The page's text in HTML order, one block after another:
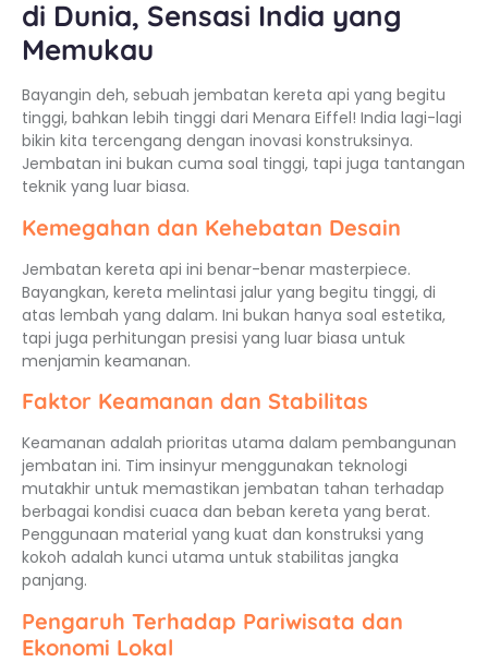
di Dunia, Sensasi India yang
Memukau
Bayangin deh, sebuah jembatan kereta api yang begitu
tinggi, bahkan lebih tinggi dari Menara Eiffel! India lagi-lagi
bikin kita tercengang dengan inovasi konstruksinya.
Jembatan ini bukan cuma soal tinggi, tapi juga tantangan
teknik yang luar biasa.
Kemegahan dan Kehebatan Desain
Jembatan kereta api ini benar-benar masterpiece.
Bayangkan, kereta melintasi jalur yang begitu tinggi, di
atas lembah yang dalam. Ini bukan hanya soal estetika,
tapi juga perhitungan presisi yang luar biasa untuk
menjamin keamanan.
Faktor Keamanan dan Stabilitas
Keamanan adalah prioritas utama dalam pembangunan
jembatan ini. Tim insinyur menggunakan teknologi
mutakhir untuk memastikan jembatan tahan terhadap
berbagai kondisi cuaca dan beban kereta yang berat.
Penggunaan material yang kuat dan konstruksi yang
kokoh adalah kunci utama untuk stabilitas jangka
panjang.
Pengaruh Terhadap Pariwisata dan
Ekonomi Lokal